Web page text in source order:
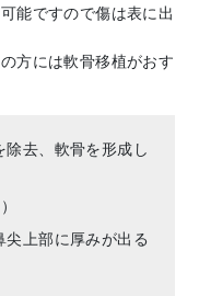
能ですので傷は表に出
方には軟骨移植がおす
去、軟骨を形成し
尖上部に厚みが出る